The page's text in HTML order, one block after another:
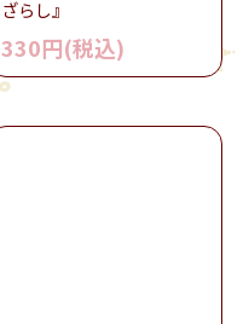
ざらし』
330円(税込)